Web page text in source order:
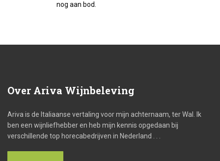
nog aan bod.
Over Ariva Wijnbeleving
Ariva is de Italiaanse vertaling voor mijn achternaam, ter Wal. Ik
ben een wijnliefhebber en heb mijn kennis opgedaan bij
verschillende top horecabedrijven in Nederland . . .